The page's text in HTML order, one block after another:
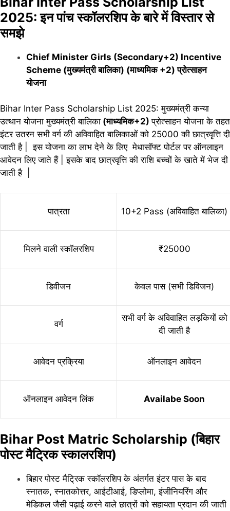
2025: इन पांच स्कॉलरशिप के बारे में विस्तार से
समझे
Chief Minister Girls (Secondary+2) Incentive
Scheme (मुख्यमंत्री बालिका) (माध्यमिक +2) प्रोत्साहन
योजना
Bihar Inter Pass Scholarship List 2025: मुख्यमंत्री कन्या
उत्थान योजना मुख्यमंत्री बालिका (माध्यमिक+2)प्रोत्साहन योजना के तहत
इंटर उतरन सभी वर्ग की अविवाहित बालिकाओं को 25000 की छात्रवृत्ति दी
जाती है | इस योजना का लाभ देने के लिए मेधासॉफ्ट पोर्टल पर ऑनलाइन
आवेदन लिए जाते हैं | इसके बाद छात्रवृत्ति की राशि बच्चों के खाते में भेज दी
जाती है |
पात्रता 10+2 Pass (अविवाहित बालिका)
मिलने वाली स्कॉलरशिप ₹25000
डिवीजन केवल पास (सभी डिविजन)
वर्ग
सभी वर्ग के अविवाहित लड़कियों को
दी जाती है
आवेदन प्रक्रिया ऑनलाइन आवेदन
ऑनलाइन आवेदन लिंक Availabe Soon
Bihar Post Matric Scholarship (बिहार
पोस्ट मैट्रिक स्कालरशिप)
बिहार पोस्ट मैट्रिक स्कॉलरशिप के अंतर्गत इंटर पास के बाद
स्नातक, स्नातकोत्तर, आईटीआई, डिप्लोमा, इंजीनियरिंग और
मेडिकल जैसी पढ़ाई करने वाले छात्रों को सहायता प्रदान की जाती